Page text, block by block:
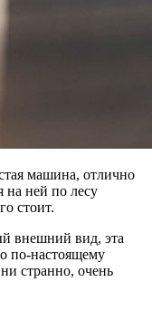
машина, отлично
на ней по лесу
стоит.
внешний вид, эта
по-настоящему
странно, очень